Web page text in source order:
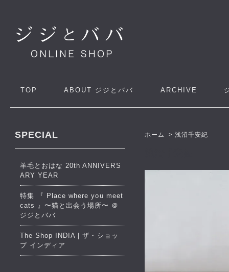
TOP ABOUT ジジとババ ARCHIVE
ホーム >浅沼千安紀
SPECIAL
羊毛とおはな 20th ANNIVERS
ARY YEAR
特集 『 Place where you meet
cats 』〜猫と出会う場所〜 ＠
ジジとババ
The Shop INDIA | ザ・ショッ
プ インディア